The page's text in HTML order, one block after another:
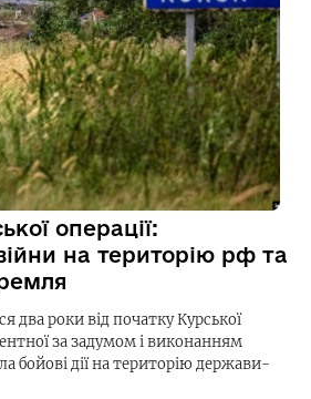
операції:
на територію рф та
два роки від початку Курської
за задумом і виконанням
бойові дії на територію держави-